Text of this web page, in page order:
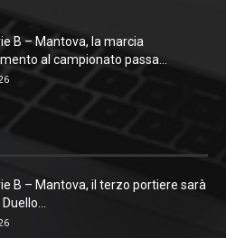
B – Mantova, la marcia
al campionato passa...
B – Mantova, il terzo portiere sarà